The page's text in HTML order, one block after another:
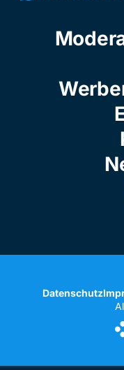
Datenschutz